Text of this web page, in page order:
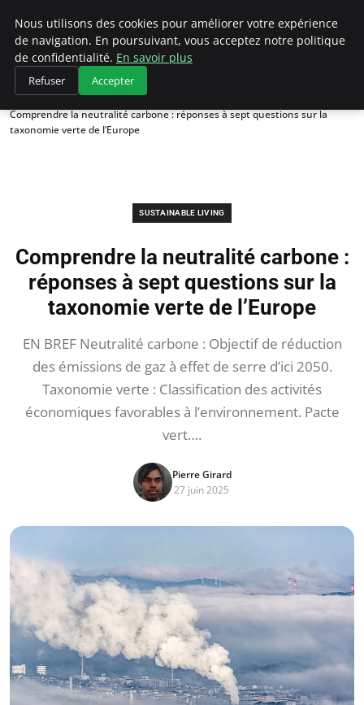
Climategatecountryclub.com
Accueil
Sustainable Living
Comprendre la neutralité carbone : réponses à sept questions sur la
taxonomie verte de l’Europe
SUSTAINABLE LIVING
Comprendre la neutralité carbone :
réponses à sept questions sur la
taxonomie verte de l’Europe
EN BREF Neutralité carbone : Objectif de réduction
des émissions de gaz à effet de serre d’ici 2050.
Taxonomie verte : Classification des activités
économiques favorables à l’environnement. Pacte
vert….
Pierre Girard
27 juin 2025
Nous utilisons des cookies pour améliorer votre expérience
de navigation. En poursuivant, vous acceptez notre politique
de confidentialité. En savoir plus
Refuser Accepter